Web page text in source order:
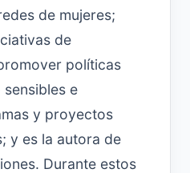
de mujeres;
de
políticas
e
y proyectos
y es la autora de
Durante estos